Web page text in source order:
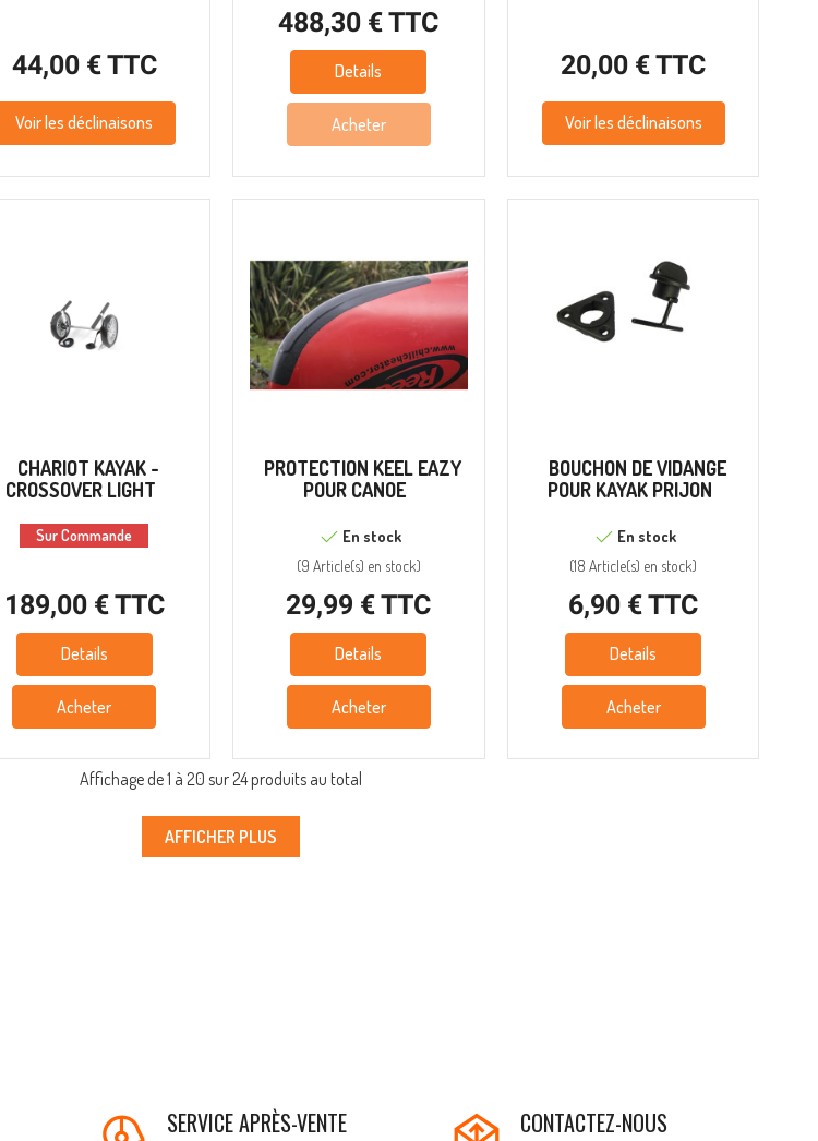
44,00 € TTC
Voir les déclinaisons
488,30 € TTC
Details
Acheter
20,00 € TTC
Voir les déclinaisons
CHARIOT KAYAK -
CROSSOVER LIGHT
Sur Commande
189,00 € TTC
Details
Acheter
PROTECTION KEEL EAZY
POUR CANOE
En stock
(9 Article(s) en stock)
29,99 € TTC
Details
Acheter
BOUCHON DE VIDANGE
POUR KAYAK PRIJON
En stock
(18 Article(s) en stock)
6,90 € TTC
Details
Acheter
Affichage de 1 à 20 sur 24 produits au total
AFFICHER PLUS
SERVICE APRÈS-VENTE CONTACTEZ-NOUS